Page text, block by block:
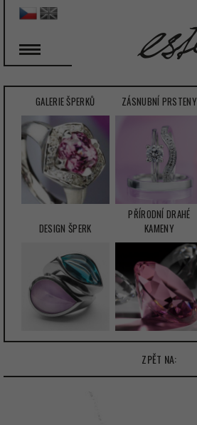
GALERIE ŠPERKŮ ZÁSNUBNÍ PRSTENY
DESIGN ŠPERK
PŘÍRODNÍ DRAHÉ
KAMENY
ZPĚT NA: